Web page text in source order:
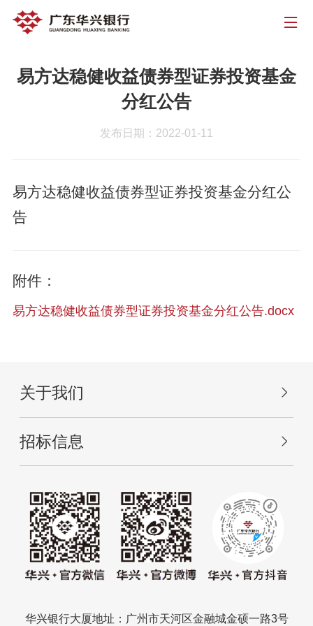
易方达稳健收益债券型证券投资基金
分红公告
发布日期：2022-01-11
易方达稳健收益债券型证券投资基金分红公
告
附件：
易方达稳健收益债券型证券投资基金分红公告.docx
关于我们
招标信息
华兴银行大厦地址：广州市天河区金融城金硕一路3号